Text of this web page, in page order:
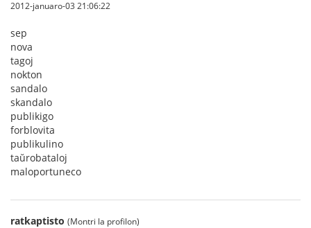
2012-januaro-03 21:06:22
sep
nova
tagoj
nokton
sandalo
skandalo
publikigo
forblovita
publikulino
taŭrobataloj
maloportuneco
ratkaptisto (Montri la profilon)